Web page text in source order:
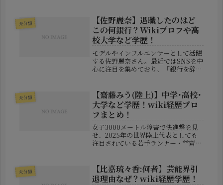
の隣で淡々と進行を務めていた“白髪
の男性”**の存在です。「声は聞い...
未分類
【佐野麗奈】退職したのはど
この何銀行？Wikiプロフや高
校大学など学歴！
モデルやインフルエンサーとして活躍
する佐野麗奈さん。最近ではSNSを中
心に注目を集めており、「銀行を辞め
は、彼女が退職した銀行の情報や、こ
れまでの学歴、プロフィールについ
て...
未分類
【齋藤みう(陸上)】中学･高校･
大学など学歴！wiki経歴プロ
フまとめ！
女子3000メートル障害で快進撃を見
せ、2025年の世界陸上代表としても
注目されている若手ランナー・**齋藤
を通して地道に競技力を磨き、今や国
内有数の実力者として知られる...
未分類
【比嘉琉々香:何者】芸能界引
退理由なぜ？wiki経歴学歴！